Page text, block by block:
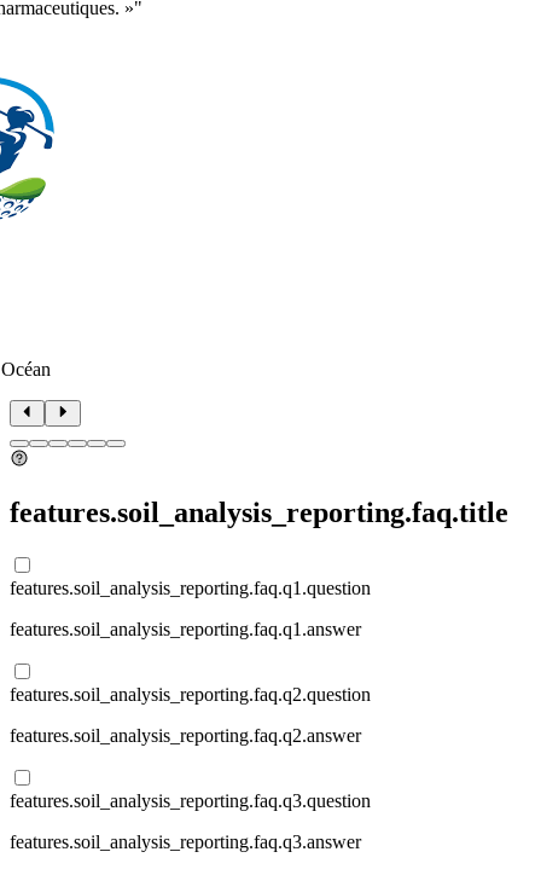
»"
features.soil_analysis_reporting.faq.title
features.soil_analysis_reporting.faq.q1.question
features.soil_analysis_reporting.faq.q1.answer
features.soil_analysis_reporting.faq.q2.question
features.soil_analysis_reporting.faq.q2.answer
features.soil_analysis_reporting.faq.q3.question
features.soil_analysis_reporting.faq.q3.answer